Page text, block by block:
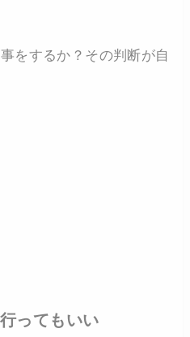
をするか？その判断が自
ってもいい